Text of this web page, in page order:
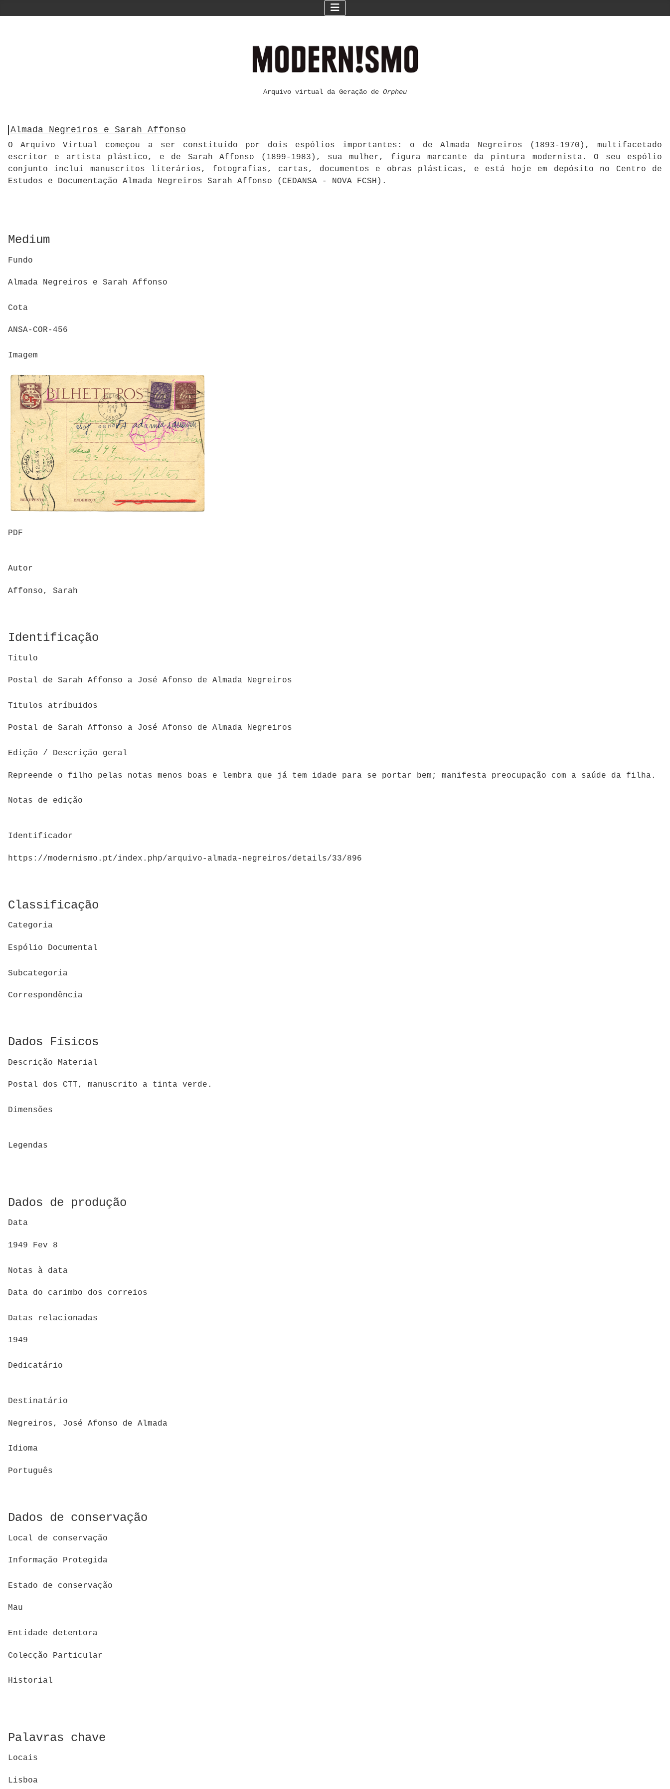
Arquivo virtual da Geração de Orpheu
Almada Negreiros e Sarah Affonso
O Arquivo Virtual começou a ser constituído por dois espólios importantes: o de Almada Negreiros (1893-1970), multifacetado
escritor e artista plástico, e de Sarah Affonso (1899-1983), sua mulher, figura marcante da pintura modernista. O seu espólio
conjunto inclui manuscritos literários, fotografias, cartas, documentos e obras plásticas, e está hoje em depósito no Centro de
Estudos e Documentação Almada Negreiros Sarah Affonso (CEDANSA - NOVA FCSH).
Medium
Fundo
Almada Negreiros e Sarah Affonso
Cota
ANSA-COR-456
Imagem
PDF
Autor
Affonso, Sarah
Identificação
Titulo
Postal de Sarah Affonso a José Afonso de Almada Negreiros
Titulos atríbuidos
Postal de Sarah Affonso a José Afonso de Almada Negreiros
Edição / Descrição geral
Repreende o filho pelas notas menos boas e lembra que já tem idade para se portar bem; manifesta preocupação com a saúde da filha.
Notas de edição
Identificador
https://modernismo.pt/index.php/arquivo-almada-negreiros/details/33/896
Classificação
Categoria
Espólio Documental
Subcategoria
Correspondência
Dados Físicos
Descrição Material
Postal dos CTT, manuscrito a tinta verde.
Dimensões
Legendas
Dados de produção
Data
1949 Fev 8
Notas à data
Data do carimbo dos correios
Datas relacionadas
1949
Dedicatário
Destinatário
Negreiros, José Afonso de Almada
Idioma
Português
Dados de conservação
Local de conservação
Informação Protegida
Estado de conservação
Mau
Entidade detentora
Colecção Particular
Historial
Palavras chave
Locais
Lisboa